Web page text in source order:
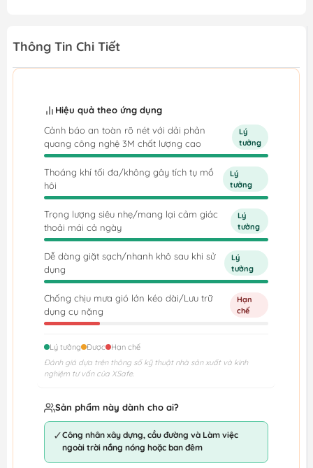
Thông Tin Chi Tiết
Hiệu quả theo ứng dụng
Cảnh báo an toàn rõ nét với dải phản
quang công nghệ 3M chất lượng cao
Lý
tưởng
Thoáng khí tối đa/không gây tích tụ mồ
hôi
Lý
tưởng
Trọng lượng siêu nhẹ/mang lại cảm giác
thoải mái cả ngày
Lý
tưởng
Dễ dàng giặt sạch/nhanh khô sau khi sử
dụng
Lý
tưởng
Chống chịu mưa gió lớn kéo dài/Lưu trữ
dụng cụ nặng
Hạn
chế
Lý tưởng Được
Hạn chế
Đánh giá dựa trên thông số kỹ thuật nhà sản xuất và kinh
nghiệm tư vấn của XSafe.
Sản phẩm này dành cho ai?
✓Công nhân xây dựng, cầu đường và Làm việc
ngoài trời nắng nóng hoặc ban đêm